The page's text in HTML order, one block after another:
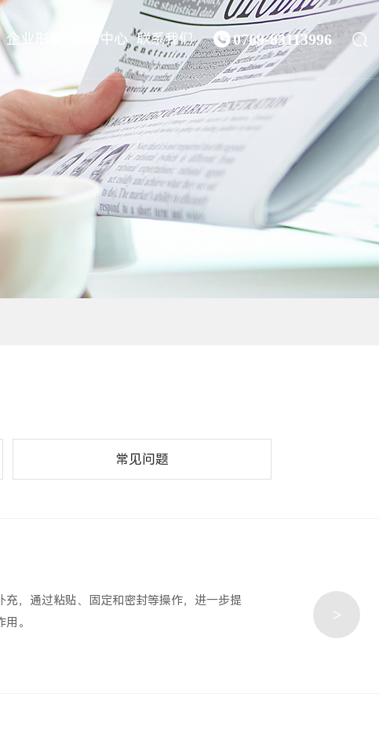
企业形象 新闻中心 联系我们 0769-83113996 
常见问题
，通过粘贴、固定和密封等操作，进一步提
。
>